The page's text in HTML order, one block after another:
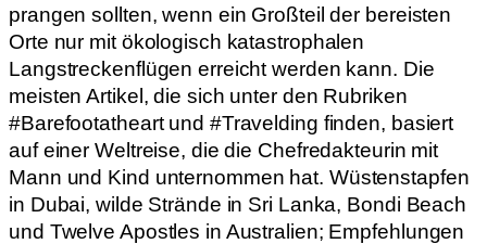
prangen sollten, wenn ein Großteil der bereisten
Orte nur mit ökologisch katastrophalen
Langstreckenflügen erreicht werden kann. Die
meisten Artikel, die sich unter den Rubriken
#Barefootatheart und #Travelding finden, basiert
auf einer Weltreise, die die Chefredakteurin mit
Mann und Kind unternommen hat. Wüstenstapfen
in Dubai, wilde Strände in Sri Lanka, Bondi Beach
und Twelve Apostles in Australien; Empfehlungen